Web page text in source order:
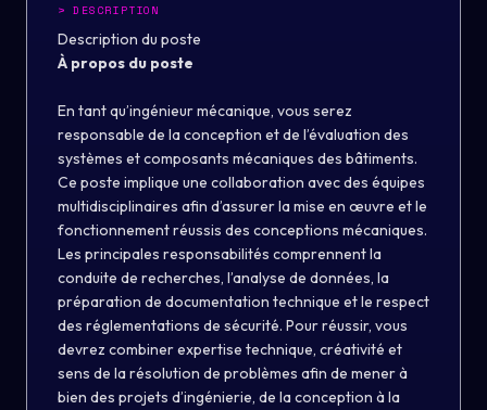
>DESCRIPTION
Description du poste
À propos du poste
En tant qu’ingénieur mécanique, vous serez
responsable de la conception et de l’évaluation des
systèmes et composants mécaniques des bâtiments.
Ce poste implique une collaboration avec des équipes
multidisciplinaires afin d’assurer la mise en œuvre et le
fonctionnement réussis des conceptions mécaniques.
Les principales responsabilités comprennent la
conduite de recherches, l’analyse de données, la
préparation de documentation technique et le respect
des réglementations de sécurité. Pour réussir, vous
devrez combiner expertise technique, créativité et
sens de la résolution de problèmes afin de mener à
bien des projets d’ingénierie, de la conception à la